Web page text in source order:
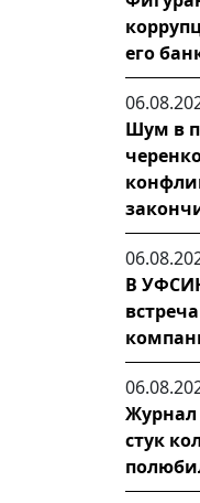
его
Шум в
В
стук